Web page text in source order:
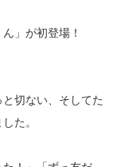
」が初登場！
切ない、そしてた
た。